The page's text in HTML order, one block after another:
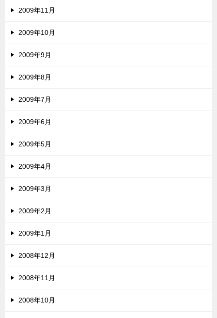
2009年11月
2009年10月
2009年9月
2009年8月
2009年7月
2009年6月
2009年5月
2009年4月
2009年3月
2009年2月
2009年1月
2008年12月
2008年11月
2008年10月